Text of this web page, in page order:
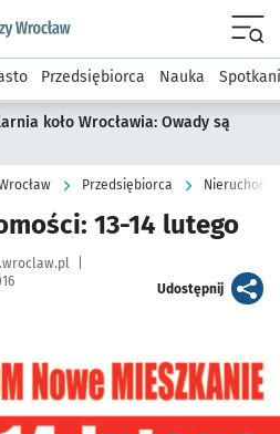
podserwis: Strategia
Przedsiębiorca Nauka
koło Wrocławia: Owady są
Przedsiębiorca
13-14 lutego
Udostępnijartykuł